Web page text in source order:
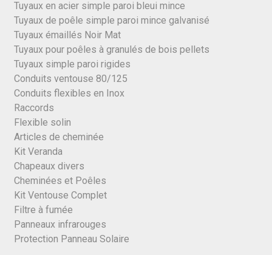
Tuyaux en acier simple paroi bleui mince
Tuyaux de poêle simple paroi mince galvanisé
Tuyaux émaillés Noir Mat
Tuyaux pour poêles à granulés de bois pellets
Tuyaux simple paroi rigides
Conduits ventouse 80/125
Conduits flexibles en Inox
Raccords
Flexible solin
Articles de cheminée
Kit Veranda
Chapeaux divers
Cheminées et Poêles
Kit Ventouse Complet
Filtre à fumée
Panneaux infrarouges
Protection Panneau Solaire